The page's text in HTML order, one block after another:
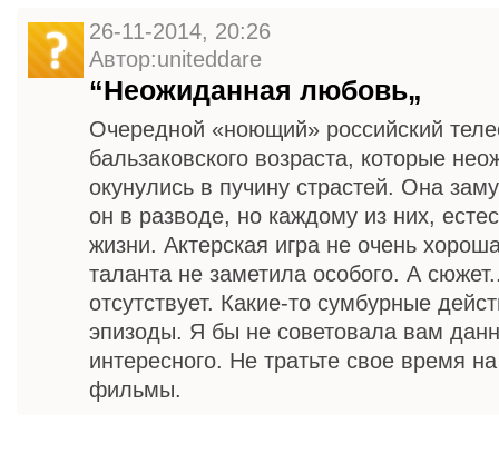
26-11-2014, 20:26
Автор:uniteddare
“Неожиданная любовь„
Очередной «ноющий» российский
бальзаковского возраста, которые
окунулись в пyчину страстей. Она
он в разводе, но каждому из них,
жизни. Актерская игра не очень
таланта не заметила особого. А
отсутствует. Какие-то сумбурные
эпизоды. Я бы не советовала вам
интересного. Не тратьте свое время
фильмы.